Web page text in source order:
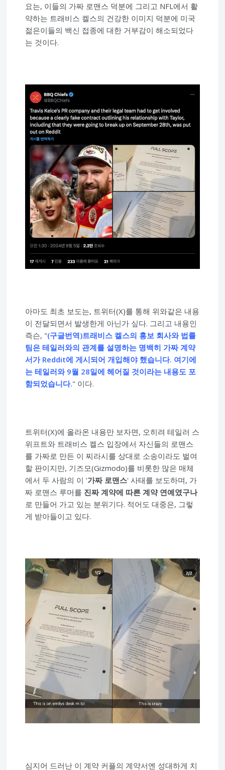
요는, 이들의 가짜 로맨스 덕분에 그리고 NFL에서 활
약하는 트래비스 켈스의 건강한 이미지 덕분에 미국
젊은이들의 백신 접종에 대한 거부감이 해소되었다
는 것이다.
아마도 최초 보도는, 트위터(X)를 통해 위와같은 내용
이 전달되면서 발생한게 아닌가 싶다. 그리고 내용인
즉슨, "(구글번역)트래비스 켈스의 홍보 회사와 법률
팀은 테일러와의 관계를 설명하는 명백히 가짜 계약
서가 Reddit에 게시되어 개입해야 했습니다. 여기에
는 테일러와 9월 28일에 헤어질 것이라는 내용도 포
함되었습니다." 이다.
트위터(X)에 올라온 내용만 보자면, 오히려 테일러 스
위프트와 트래비스 켈스 입장에서 자신들의 로맨스
를 가짜로 만든 이 찌라시를 상대로 소송이라도 벌여
할 판이지만, 기즈모(Gizmodo)를 비롯한 많은 매체
에서 두 사람의 이 '가짜 로맨스' 사태를 보도하며, 가
짜 로맨스 루머를 진짜 계약에 따른 계약 연예였구나
로 만들어 가고 있는 분위기다. 적어도 대중은, 그렇
게 받아들이고 있다.
심지어 드러난 이 계약 커플의 계약서엔 성대하게 치